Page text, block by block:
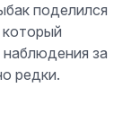
поделился
наблюдения за
редки.